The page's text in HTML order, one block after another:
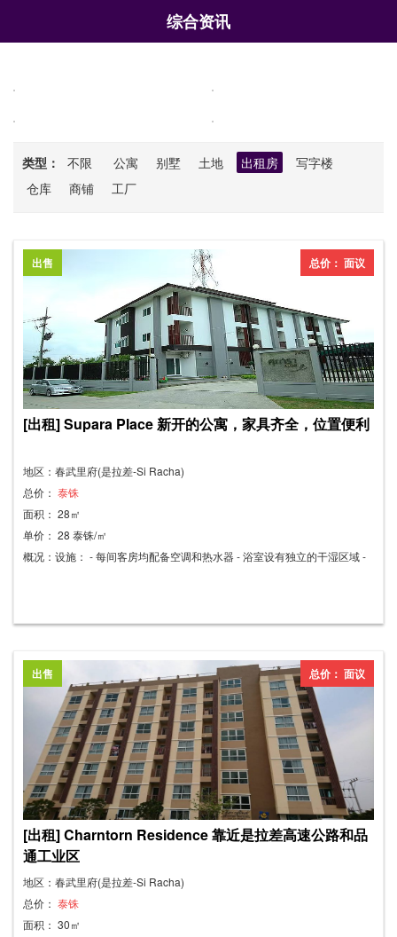
综合资讯
类型： 不限 公寓 别墅 土地 出租房
写字楼
仓库
商铺 工厂
总价： 面议
出售
[出租] Supara Place 新开的公寓，家具齐全，位置便利
地区：春武里府(是拉差-Si Racha)
总价： 泰铢
面积： 28㎡
单价： 28 泰铢/㎡
概况：设施： - 每间客房均配备空调和热水器 - 浴室设有独立的干湿区域 -
工业区 附近有多个高尔夫球场，例如： - 帕塔纳高尔夫球场 - 布拉帕高尔夫
球场 - 林查班高尔夫球场 - 附近有生鲜市场 - 靠近博温
总价： 面议
出售
[出租] Charntorn Residence 靠近是拉差高速公路和品
通工业区
地区：春武里府(是拉差-Si Racha)
总价： 泰铢
面积： 30㎡